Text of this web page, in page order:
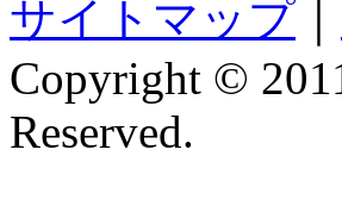
サイトマップ ｜
Copyright ©
Reserved.